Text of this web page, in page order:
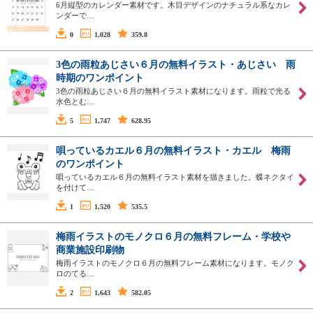
6月縦型のカレンダー素材です。木目デザインのナチュラル系なカレ
ンダーで…
0 1,028 359.8
3色の雨粒あじさい６月の無料イラスト・あじさい 雨
時期のワンポイント
3色の雨粒あじさい６月の無料イラスト素材になります。雨粒で光る
水色とむ…
5 1,747 628.95
唄っているカエル６月の無料イラスト・カエル 梅雨
のワンポイント
唄っているカエル６月の無料イラスト素材を描きました。蝶ネクタイ
を付けて…
1 1,520 535.5
梅雨イラストのモノクロ６月の無料フレーム・学校や
商業施設印刷物
梅雨イラストのモノクロ６月の無料フレーム素材になります。モノク
ロのてる…
2 1,643 582.05